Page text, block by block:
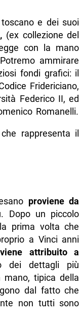
e dei suoi
(ex collezione del
con la mano
ammirare
fondi grafici: il
Fridericiano,
Federico II, ed
Romanelli.
che rappresenta il
proviene da
Dopo un piccolo
prima volta che
a Vinci anni
viene attribuito a
dei dettagli più
tipica della
dal fatto che
non tutti sono